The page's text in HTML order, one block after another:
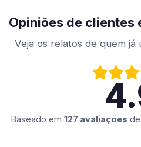
Opiniões de clientes
Veja os relatos de quem já
Baseado em 127 avaliações